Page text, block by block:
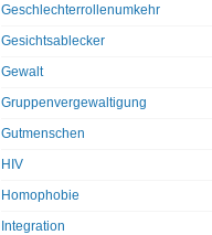
Geschlechterrollenumkehr
Gesichtsablecker
Gewalt
Gruppenvergewaltigung
Gutmenschen
HIV
Homophobie
Integration